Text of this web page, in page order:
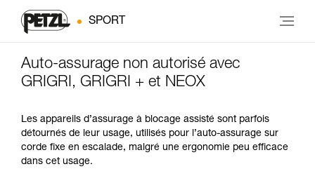
SPORT
Auto-assurage non autorisé avec
GRIGRI, GRIGRI + et NEOX
Les appareils d’assurage à blocage assisté sont parfois
détournés de leur usage, utilisés pour l’auto-assurage sur
corde fixe en escalade, malgré une ergonomie peu efficace
dans cet usage.